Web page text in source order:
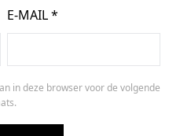
E-MAIL*
in deze browser voor de volgende